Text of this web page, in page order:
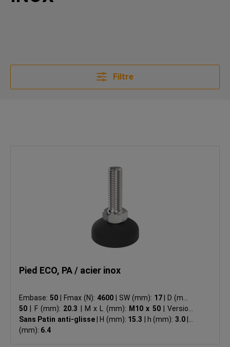
Filtre
Pied ECO, PA / acier inox
Embase: 50 Fmax (N): 4600 SW (mm): 17
D (mm):
50
F (mm): 20.3 M x L (mm): M10 x 50
Version:
Sans Patin anti-glisse
H (mm): 15.3 h (mm): 3.0
(mm): 6.4